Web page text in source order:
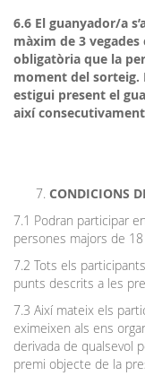
6.6 El guanyador/a
màxim de 3
obligatòria que la
moment del sorteig.
estigui present el
així
CONDICIONS
7.1 Podran participar
persones majors de 18
7.2 Tots els
punts descrits a les
7.3 Així mateix els
eximeixen als ens
derivada de qualsevol
premi objecte de la